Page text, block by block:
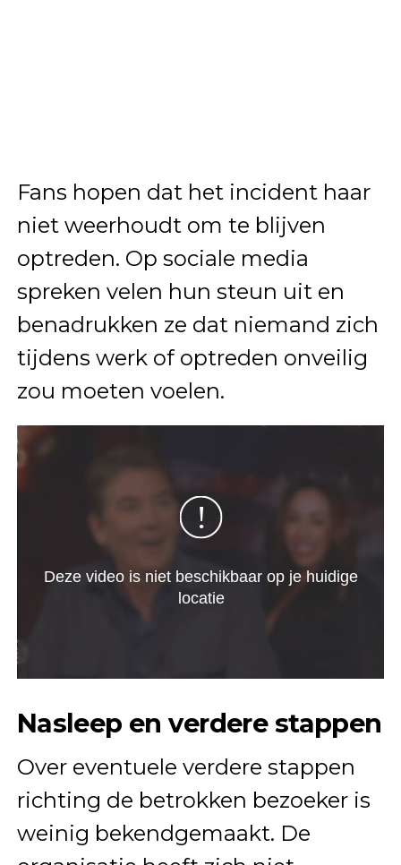
Fans hopen dat het incident haar
niet weerhoudt om te blijven
optreden. Op sociale media
spreken velen hun steun uit en
benadrukken ze dat niemand zich
tijdens werk of optreden onveilig
zou moeten voelen.
Nasleep en verdere stappen
Over eventuele verdere stappen
richting de betrokken bezoeker is
weinig bekendgemaakt. De